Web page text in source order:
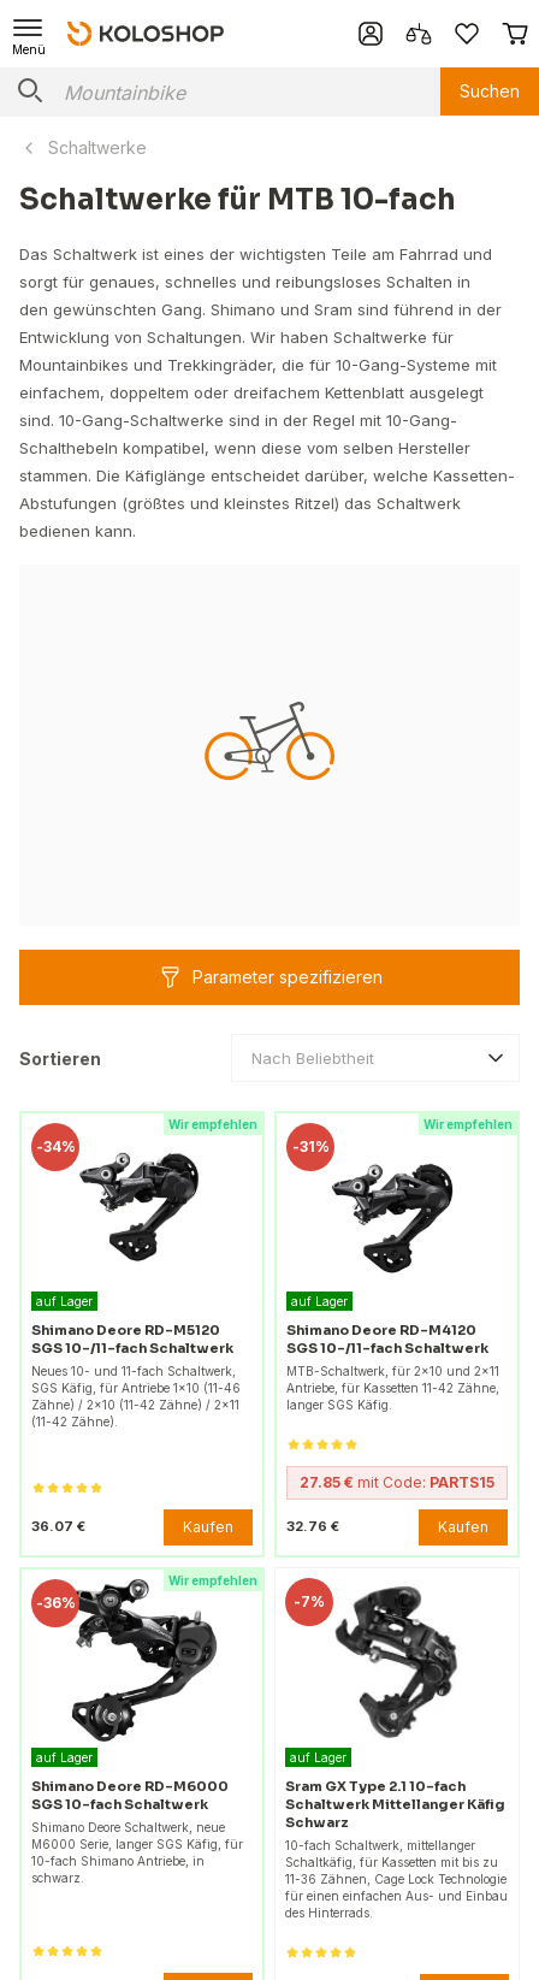
Menü
Suchen
Schaltwerke
Schaltwerke für MTB 10-fach
Das Schaltwerk ist eines der wichtigsten Teile am Fahrrad und
sorgt für genaues, schnelles und reibungsloses Schalten in
den gewünschten Gang. Shimano und Sram sind führend in der
Entwicklung von Schaltungen. Wir haben Schaltwerke für
Mountainbikes und Trekkingräder, die für 10-Gang-Systeme mit
einfachem, doppeltem oder dreifachem Kettenblatt ausgelegt
sind. 10-Gang-Schaltwerke sind in der Regel mit 10-Gang-
Schalthebeln kompatibel, wenn diese vom selben Hersteller
stammen. Die Käfiglänge entscheidet darüber, welche Kassetten-
Abstufungen (größtes und kleinstes Ritzel) das Schaltwerk
bedienen kann.
Parameter spezifizieren
Sortieren Nach Beliebtheit
Wir empfehlen
-34%
auf Lager
Shimano Deore RD-M5120
SGS 10-/11-fach Schaltwerk
Neues 10- und 11-fach Schaltwerk,
SGS Käfig, für Antriebe 1×10 (11-46
Zähne) / 2×10 (11-42 Zähne) / 2×11
(11-42 Zähne).
36.07 € Kaufen
Wir empfehlen
-31%
auf Lager
Shimano Deore RD-M4120
SGS 10-/11-fach Schaltwerk
MTB-Schaltwerk, für 2×10 und 2×11
Antriebe, für Kassetten 11-42 Zähne,
langer SGS Käfig.
27.85 € mit Code: PARTS15
32.76 € Kaufen
Wir empfehlen
-36%
auf Lager
Shimano Deore RD-M6000
SGS 10-fach Schaltwerk
Shimano Deore Schaltwerk, neue
M6000 Serie, langer SGS Käfig, für
10-fach Shimano Antriebe, in
schwarz.
-7%
auf Lager
Sram GX Type 2.1 10-fach
Schaltwerk Mittellanger Käfig
Schwarz
10-fach Schaltwerk, mittellanger
Schaltkäfig, für Kassetten mit bis zu
11-36 Zähnen, Cage Lock Technologie
für einen einfachen Aus- und Einbau
des Hinterrads.